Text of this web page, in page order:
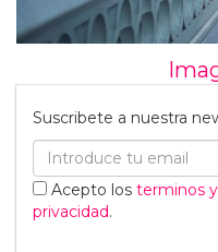
Suscribete a nuestra
Acepto los terminos
privacidad.